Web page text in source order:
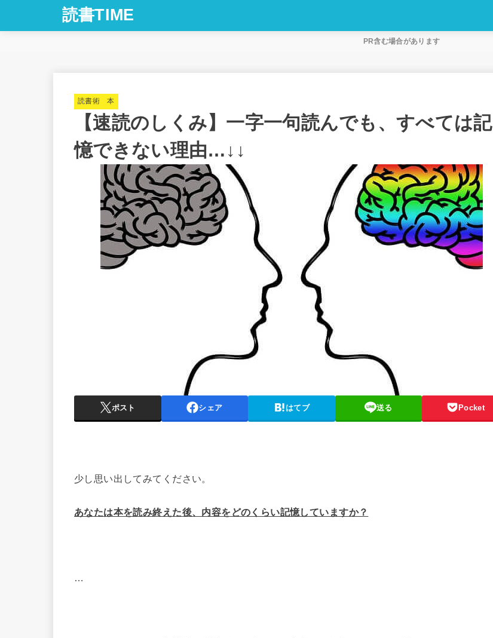
読書TIME
PR含む場合があります
読書術 本
【速読のしくみ】一字一句読んでも、すべては記
憶できない理由…↓↓
ポスト シェア はてブ 送る Pocket
少し思い出してみてください。
あなたは本を読み終えた後、内容をどのくらい記憶していますか？
…